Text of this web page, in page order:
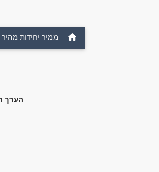
ממיר יחידות מהיר
הערך